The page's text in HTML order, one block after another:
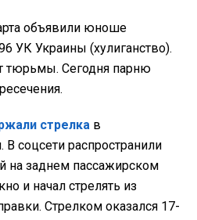
объявили юноше
УК Украины (хулиганство).
тюрьмы. Сегодня парню
стрелка в
В соцсети распространили
на заднем пассажирском
и начал стрелять из
Стрелком оказался 17-